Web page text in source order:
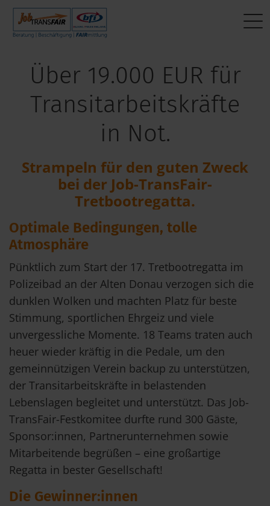
Über 19.000 EUR für
Transitarbeitskräfte
in Not.
Strampeln für den guten Zweck
bei der Job-TransFair-
Tretbootregatta.
Optimale Bedingungen, tolle
Atmosphäre
Pünktlich zum Start der 17. Tretbootregatta im
Polizeibad an der Alten Donau verzogen sich die
dunklen Wolken und machten Platz für beste
Stimmung, sportlichen Ehrgeiz und viele
unvergessliche Momente. 18 Teams traten auch
heuer wieder kräftig in die Pedale, um den
gemeinnützigen Verein backup zu unterstützen,
der Transitarbeitskräfte in belastenden
Lebenslagen begleitet und unterstützt. Das Job-
TransFair-Festkomitee durfte rund 300 Gäste,
Sponsor:innen, Partnerunternehmen sowie
Mitarbeitende begrüßen – eine großartige
Regatta in bester Gesellschaft!
Die Gewinner:innen
Aktuelle Jobs
Fragen & Antworten
Mein Weg zum Job
Beratung
Beschäftigung
JT-Portal
JobImpuls